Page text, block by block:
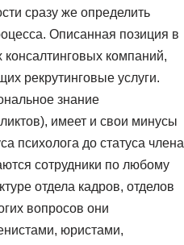
сразу же определить
Описанная позиция в
компаний,
рекрутинговые услуги.
знание
имеет и свои минусы
психолога до статуса члена
сотрудники по любому
отдела кадров, отделов
вопросов они
юристами,